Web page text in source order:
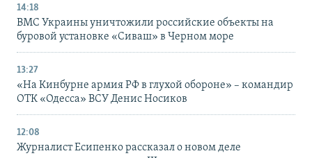
14:18
ВМС Украины уничтожили российские объекты на
буровой установке «Сиваш» в Черном море
13:27
«На Кинбурне армия РФ в глухой обороне» – командир
ОТК «Одесса» ВСУ Денис Носиков
12:08
Журналист Есипенко рассказал о новом деле